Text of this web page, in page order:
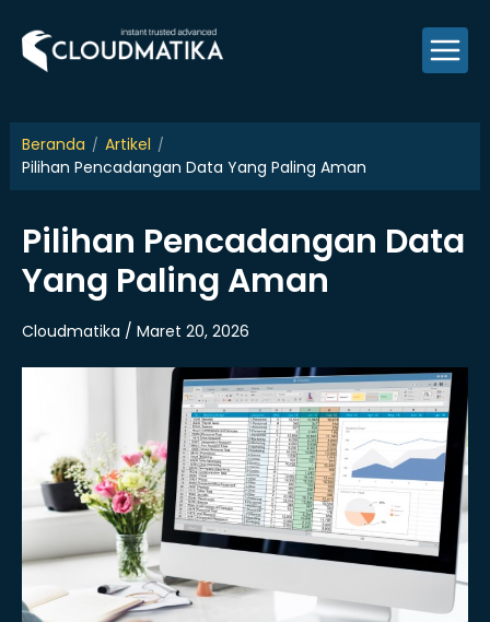
content
Beranda
Artikel
Pilihan Pencadangan Data Yang Paling Aman
Pilihan Pencadangan Data
Yang Paling Aman
Cloudmatika / Maret 20, 2026